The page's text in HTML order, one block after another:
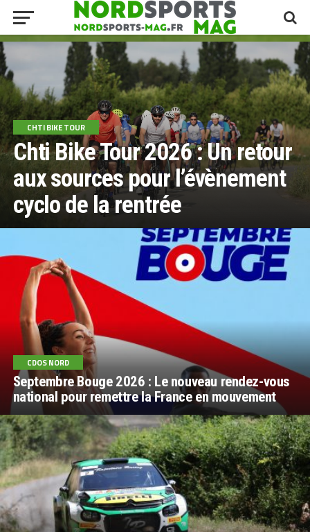
CHTI BIKE TOUR
Chti Bike Tour 2026 : Un retour
aux sources pour l’évènement
cyclo de la rentrée
CDOS NORD
Septembre Bouge 2026 : Le nouveau rendez-vous
national pour remettre la France en mouvement